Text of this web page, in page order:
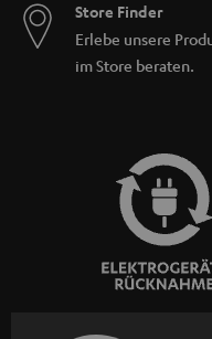
Store Finder
Erlebe unsere
im Store beraten.